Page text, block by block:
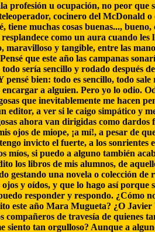
profesión u ocupación, no peor
cocinero del McDonald
tiene muchas cosas buenas...,
como un aura cuando
maravilloso y tangible, entre las
que este año las campanas
sería sencillo y rodado después
pensé bien: todo es sencillo, todo sale
a alguien. Pero yo lo odio.
que inevitablemente me hacen
editor, a ver si le caigo simpático y
ahora van dirigidas como dardos
ojos de miope, ¡a mí!, a pesar de
invicto el fuerte, a los sonrientes
míos, si puedo a alguno también
los libros de mis alumnos, de
gestando una novela o colección de
y oídos, y que lo hago así porque
responder y respondo. ¿Cómo
este año Mara Mugueta? ¿O Javier
compañeros de travesía de quienes
siento tan orgulloso? Aunque a